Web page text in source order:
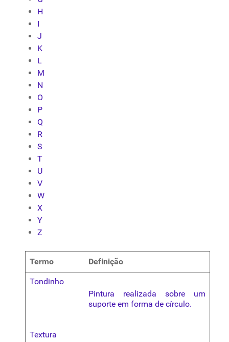
H
I
J
K
L
M
N
O
P
Q
R
S
T
U
V
W
X
Y
Z
Termo Definição
Tondinho
Pintura realizada sobre um
suporte em forma de círculo.
Textura